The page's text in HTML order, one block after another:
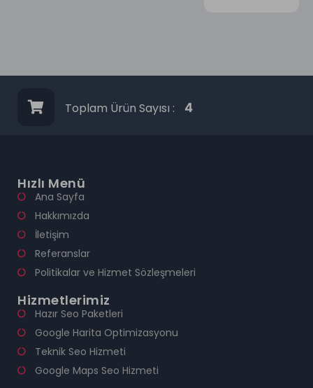
Toplam Ürün Sayısı : 4
Hızlı Menü
Ana Sayfa
Hakkımızda
İletişim
Referanslar
Politikalar ve Hizmet Sözleşmeleri
Hizmetlerimiz
Hazır Seo Paketleri
Google Harita Optimizasyonu
Teknik Seo Hizmeti
Google Maps Seo Hizmeti